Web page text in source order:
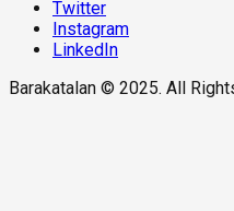
Twitter
Instagram
LinkedIn
Barakatalan © 2025. All